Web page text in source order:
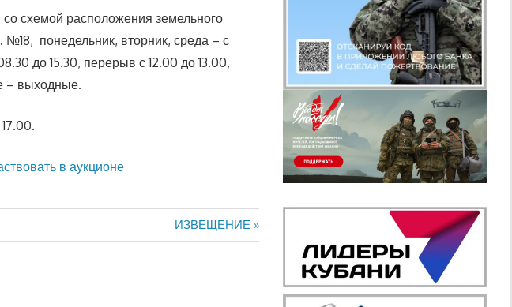
схемой расположения земельного
№18, понедельник, вторник, среда – с
до 15.30, перерыв с 12.00 до 13.00,
– выходные.
в аукционе
Следующая
запись:
ИЗВЕЩЕНИЕ